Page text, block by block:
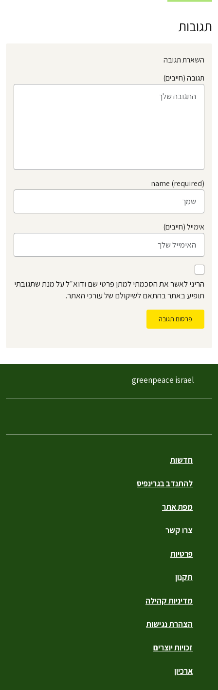
תגובות
השארת תגובה
תגובה (חייבים)
name (required)
אימייל (חייבים)
הריני לאשר את הסכמתי למתן פרטי שם ודוא״ל על מנת שתגובתי
תופיע באתר בהתאם לשיקולם של עורכי האתר.
פרסום תגובה
חדשות
להתנדב בגרינפיס
מפת אתר
צרו קשר
פרטיות
תקנון
מדיניות קהילה
הצהרת נגישות
זכויות יוצרים
ארכיון